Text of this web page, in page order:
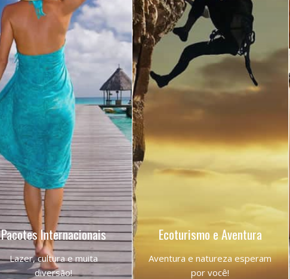
Pacotes Internacionais
Lazer, cultura e muita
diversão!
Ecoturismo e Aventura
Aventura e natureza esperam
por você!